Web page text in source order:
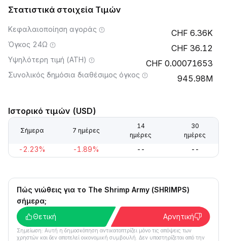
Στατιστικά στοιχεία Τιμών
Κεφαλαιοποίηση αγοράς 6.36K
Όγκος 24Ω 36.12
Υψηλότερη τιμή (ATH) 0.00071653
Συνολικός δημόσια διαθέσιμος όγκος 945.98M
Ιστορικό τιμών (USD)
Σήμερα 7 ημέρες
14
ημέρες
30
ημέρες
-2.23% -1.89% -- --
Πώς νιώθεις για το The Shrimp Army (SHRIMPS)
σήμερα;
Θετική
Αρνητική
Σημείωση: Αυτή η δημοσκόπηση αντικατοπτρίζει μόνο τις απόψεις των
χρηστών και δεν αποτελεί οικονομική συμβουλή. Δεν υποστηρίζεται από την